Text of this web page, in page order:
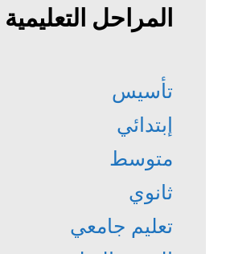
المراحل التعليمية
تأسيس
إبتدائي
متوسط
ثانوي
تعليم جامعي